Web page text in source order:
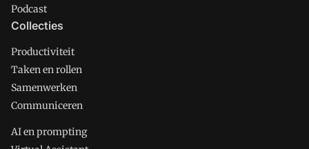
Podcast
Collecties
Productiviteit
Taken en rollen
Samenwerken
Communiceren
AI en prompting